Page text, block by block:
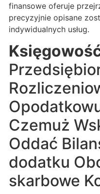
finansowe oferuje
precyzyjnie opisane
indywidualnych usług.
Czemuż
Oddać
dodatku
skarbowe